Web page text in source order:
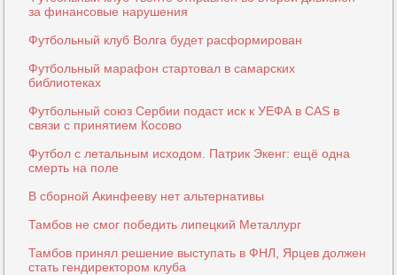
за финансовые нарушения
Футбольный клуб Волга будет расформирован
Футбольный марафон стартовал в самарских
библиотеках
Футбольный союз Сербии подаст иск к УЕФА в CAS в
связи с принятием Косово
Футбол с летальным исходом. Патрик Экенг: ещё одна
смерть на поле
В сборной Акинфееву нет альтернативы
Тамбов не смог победить липецкий Металлург
Тамбов принял решение выступать в ФНЛ, Ярцев должен
стать гендиректором клуба